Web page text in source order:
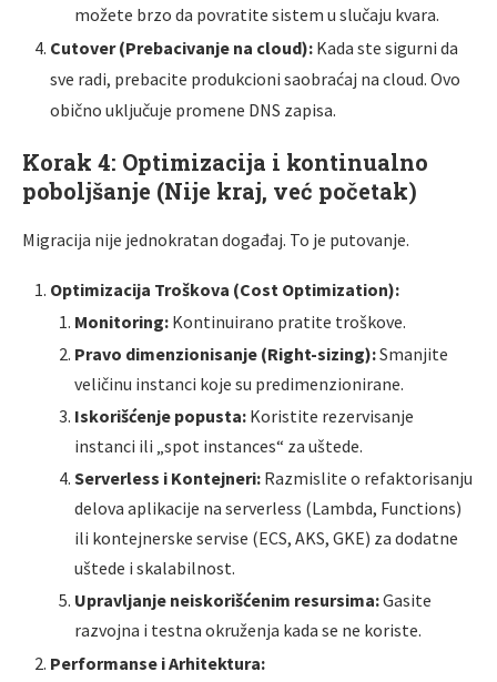
možete brzo da povratite sistem u slučaju kvara.
Cutover (Prebacivanje na cloud): Kada ste sigurni da
sve radi, prebacite produkcioni saobraćaj na cloud. Ovo
obično uključuje promene DNS zapisa.
Korak 4: Optimizacija i kontinualno
poboljšanje (Nije kraj, već početak)
Migracija nije jednokratan događaj. To je putovanje.
Optimizacija Troškova (Cost Optimization):
Monitoring: Kontinuirano pratite troškove.
Pravo dimenzionisanje (Right-sizing):Smanjite
veličinu instanci koje su predimenzionirane.
Iskorišćenje popusta: Koristite rezervisanje
instanci ili „spot instances“ za uštede.
Serverless i Kontejneri: Razmislite o refaktorisanju
delova aplikacije na serverless (Lambda, Functions)
ili kontejnerske servise (ECS, AKS, GKE) za dodatne
uštede i skalabilnost.
Upravljanje neiskorišćenim resursima:Gasite
razvojna i testna okruženja kada se ne koriste.
Performanse i Arhitektura: